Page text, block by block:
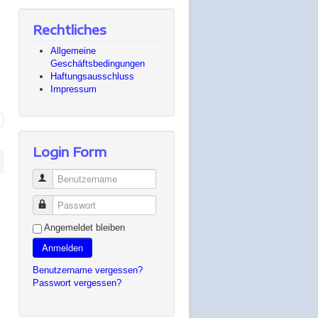
Rechtliches
Allgemeine
Geschäftsbedingungen
Haftungsausschluss
Impressum
Login Form
Benutzername
Passwort
Angemeldet bleiben
Anmelden
Benutzername vergessen?
Passwort vergessen?